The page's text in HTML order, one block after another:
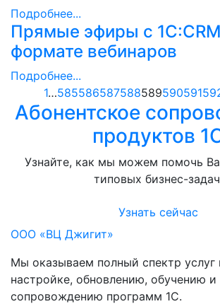
Подробнее...
Прямые эфиры с
формате вебинаров
Подробнее...
1…585586587588589590591
Абонентское
продуктов
Узнайте, как мы можем помочь
типовых бизнес-
Узнать сейчас
ООО «ВЦ Джигит»
Мы оказываем полный спектр услуг
настройке, обновлению, обучению и
сопровождению программ 1С.